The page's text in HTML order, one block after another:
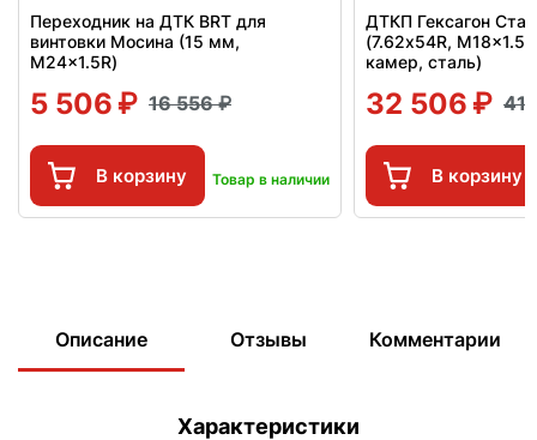
Переходник на ДТК BRT для
винтовки Мосина (15 мм,
M24x1.5R)
5 506 16 556
В корзину Товар в наличии
ДТКП Гексагон
(7.62х54R,
камер, сталь)
32 506 41
В корзину
Описание Отзывы Комментарии
Характеристики